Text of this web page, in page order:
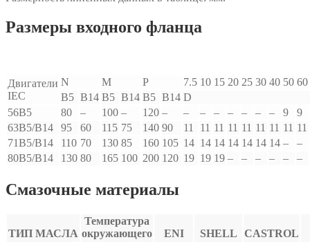
Размеры входного фланца
Двигатели
IEC
N M P 7.5 10 15 20 25 30 40 50 60
B5 B14 B5 B14 B5 B14 D
56B5
80 – 100 – 120 – – – – – – – – 9
9
63B5/B14
95 60 115 75 140 90 11 11 11 11 11 11 11 11 11
71B5/B14
110 70 130 85 160 105 14 14 14 14 14 14 14 –
–
80B5/B14
130 80 165 100 200 120 19 19 19 – – – – – –
Смазочные материалы
ТИП МАСЛА
Температура
окружающего
ENI SHELL CASTROL